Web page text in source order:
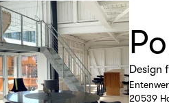
Design
20539